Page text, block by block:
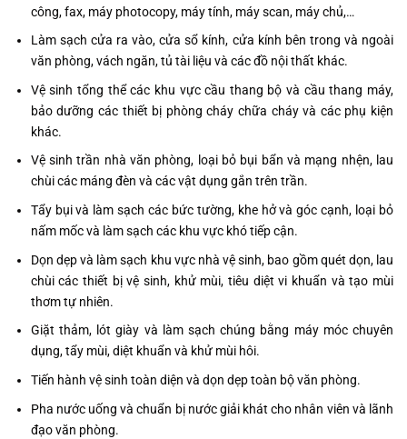
công, fax, máy photocopy, máy tính, máy scan, máy chủ,…
Làm sạch cửa ra vào, cửa sổ kính, cửa kính bên trong và ngoài
văn phòng, vách ngăn, tủ tài liệu và các đồ nội thất khác.
Vệ sinh tổng thể các khu vực cầu thang bộ và cầu thang máy,
bảo dưỡng các thiết bị phòng cháy chữa cháy và các phụ kiện
khác.
Vệ sinh trần nhà văn phòng, loại bỏ bụi bẩn và mạng nhện, lau
chùi các máng đèn và các vật dụng gắn trên trần.
Tẩy bụi và làm sạch các bức tường, khe hở và góc cạnh, loại bỏ
nấm mốc và làm sạch các khu vực khó tiếp cận.
Dọn dẹp và làm sạch khu vực nhà vệ sinh, bao gồm quét dọn, lau
chùi các thiết bị vệ sinh, khử mùi, tiêu diệt vi khuẩn và tạo mùi
thơm tự nhiên.
Giặt thảm, lót giày và làm sạch chúng bằng máy móc chuyên
dụng, tẩy mùi, diệt khuẩn và khử mùi hôi.
Tiến hành vệ sinh toàn diện và dọn dẹp toàn bộ văn phòng.
Pha nước uống và chuẩn bị nước giải khát cho nhân viên và lãnh
đạo văn phòng.